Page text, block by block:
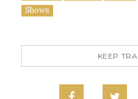
Shows
KEEP